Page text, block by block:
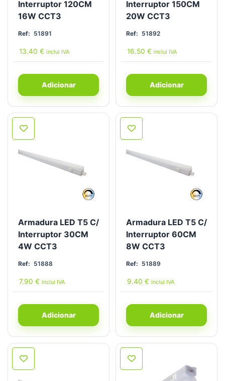
Interruptor 120CM
16W CCT3
Ref: 51891
13.40 € inclui IVA
Adicionar
Interruptor 150CM
20W CCT3
Ref: 51892
16.50 € inclui IVA
Adicionar
Armadura LED T5 C/
Interruptor 30CM
4W CCT3
Ref: 51888
7.90 € inclui IVA
Adicionar
Armadura LED T5 C/
Interruptor 60CM
8W CCT3
Ref: 51889
9.40 € inclui IVA
Adicionar